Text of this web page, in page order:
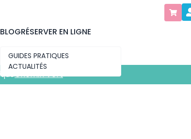
BLOG
GUIDES PRATIQUES
ACTUALITÉS
RÉSERVER EN LIGNE
Chemin Vert